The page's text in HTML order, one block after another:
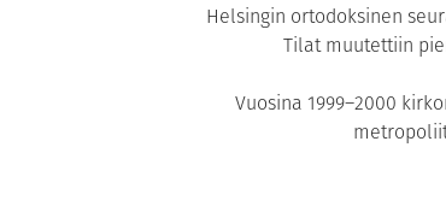
Helsingin ortodoksinen
Tilat muutettiin
Vuosina 1999–2000